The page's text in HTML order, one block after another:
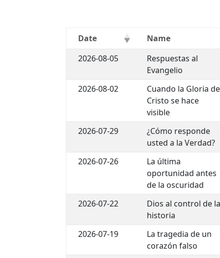
Date
Name
2026-08-05
Respuestas al
Evangelio
2026-08-02
Cuando la Gloria de
Cristo se hace
visible
2026-07-29
¿Cómo responde
usted a la Verdad?
2026-07-26
La última
oportunidad antes
de la oscuridad
2026-07-22
Dios al control de
historia
2026-07-19
La tragedia de un
corazón falso